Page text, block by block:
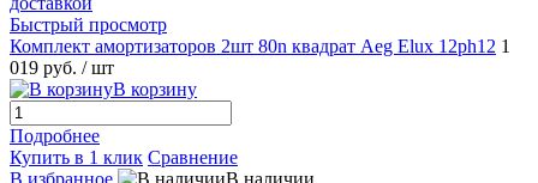
Быстрый просмотр
Комплект амортизаторов 2шт 80n квадрат Aeg Elux 12ph12 1
019 руб. / шт
В корзину
Подробнее
Купить в 1 клик Сравнение
В избранное
В наличии